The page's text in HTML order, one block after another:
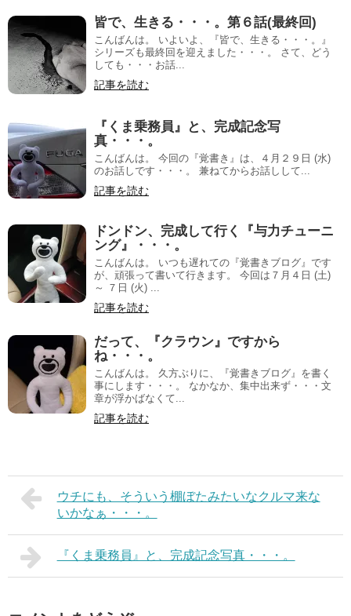
皆で、生きる・・・。第６話(最終回)
こんばんは。 いよいよ、『皆で、生きる・・・。』
シリーズも最終回を迎えました・・・。 さて、どう
しても・・・お話...
記事を読む
『くま乗務員』と、完成記念写
真・・・。
こんばんは。 今回の『覚書き』は、４月２９日 (水)
のお話しです・・・。 兼ねてからお話しして...
記事を読む
ドンドン、完成して行く『与力チューニ
ング』・・・。
こんばんは。 いつも遅れての『覚書きブログ』です
が、頑張って書いて行きます。 今回は７月４日 (土)
～ ７日 (火) ...
記事を読む
だって、『クラウン』ですから
ね・・・。
こんばんは。 久方ぶりに、『覚書きブログ』を書く
事にします・・・。 なかなか、集中出来ず・・・文
章が浮かばなくて...
記事を読む
ウチにも、そういう棚ぼたみたいなクルマ来な
いかなぁ・・・。
『くま乗務員』と、完成記念写真・・・。